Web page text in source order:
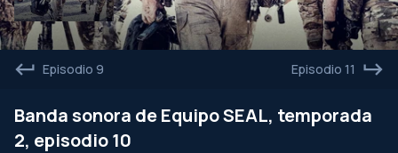
Episodio 9 Episodio 11
Banda sonora de Equipo SEAL, temporada
2, episodio 10